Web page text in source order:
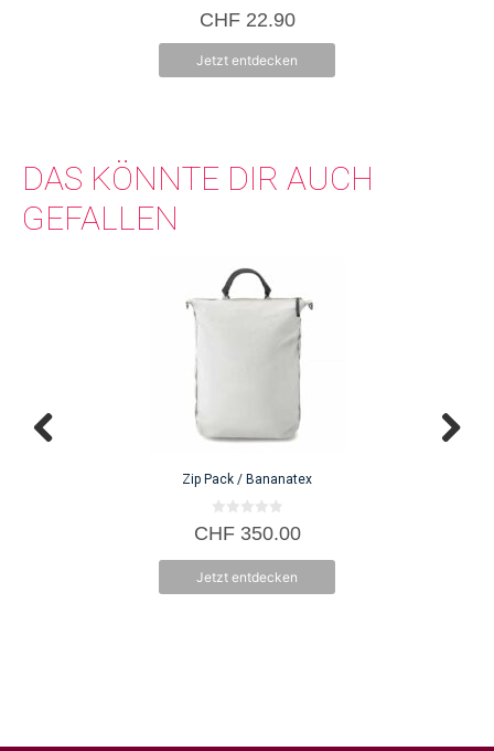
5.00
von 5
CHF22.90
Jetzt entdecken
DAS KÖNNTE DIR AUCH
GEFALLEN
Zip Pack / Bananatex
0
v
5
CHF350.00
Jetzt entdecken